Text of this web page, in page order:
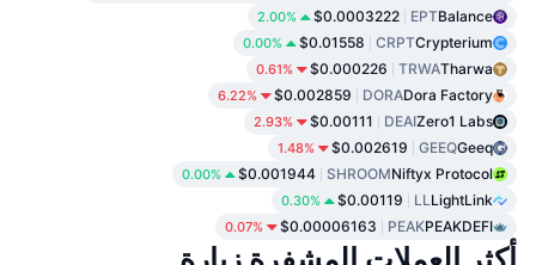
Balance
EPT
$0.0003222
2.00%
Crypterium
CRPT
$0.01558
0.00%
Tharwa
TRWA
$0.000226
0.61%
Dora Factory
DORA
$0.002859
6.22%
Zero1 Labs
DEAI
$0.00111
2.93%
Geeq
GEEQ
$0.002619
1.48%
Niftyx Protocol
SHROOM
$0.001944
0.00%
LightLink
LL
$0.00119
0.30%
PEAKDEFI
PEAK
$0.00006163
0.07%